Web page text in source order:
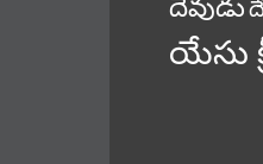
దేవుడు
యేసు